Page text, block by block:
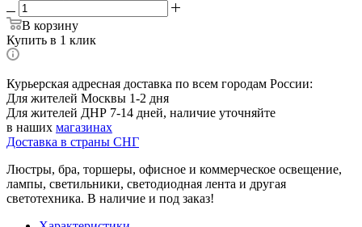
В корзину
Купить в 1 клик
Курьерская адресная доставка по всем городам России:
Для жителей Москвы 1-2 дня
Для жителей ДНР 7-14 дней, наличие уточняйте
в наших магазинах
Доставка в страны СНГ
Люстры, бра, торшеры, офисное и коммерческое освещение,
лампы, светильники, светодиодная лента и другая
светотехника. В наличие и под заказ!